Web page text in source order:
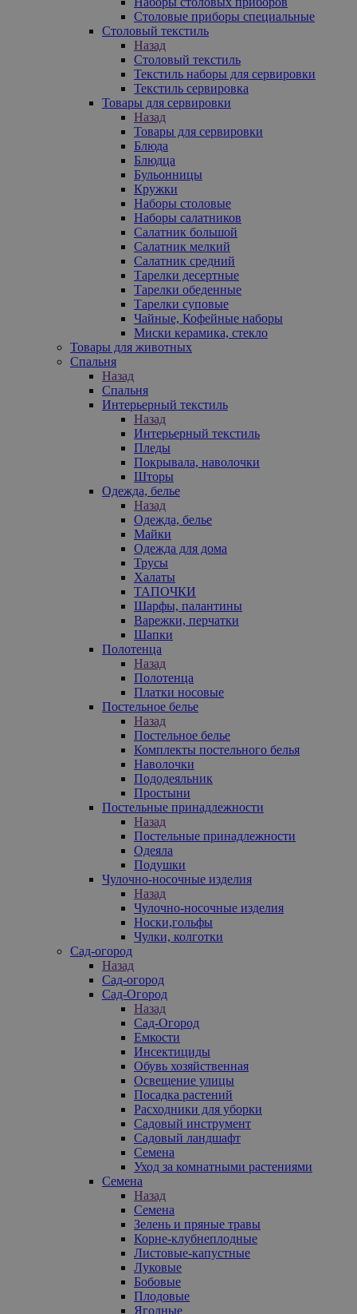
Столовые приборы специальные
Столовый текстиль
Назад
Столовый текстиль
Текстиль наборы для сервировки
Текстиль сервировка
Товары для сервировки
Назад
Товары для сервировки
Блюда
Блюдца
Бульонницы
Кружки
Наборы столовые
Наборы салатников
Салатник большой
Салатник мелкий
Салатник средний
Тарелки десертные
Тарелки обеденные
Тарелки суповые
Чайные, Кофейные наборы
Миски керамика, стекло
Товары для животных
Спальня
Назад
Спальня
Интерьерный текстиль
Назад
Интерьерный текстиль
Пледы
Покрывала, наволочки
Шторы
Одежда, белье
Назад
Одежда, белье
Майки
Одежда для дома
Трусы
Халаты
ТАПОЧКИ
Шарфы, палантины
Варежки, перчатки
Шапки
Полотенца
Назад
Полотенца
Платки носовые
Постельное белье
Назад
Постельное белье
Комплекты постельного белья
Наволочки
Пододеяльник
Простыни
Постельные принадлежности
Назад
Постельные принадлежности
Одеяла
Подушки
Чулочно-носочные изделия
Назад
Чулочно-носочные изделия
Носки,гольфы
Чулки, колготки
Сад-огород
Назад
Сад-огород
Сад-Огород
Назад
Сад-Огород
Емкости
Инсектициды
Обувь хозяйственная
Освещение улицы
Посадка растений
Расходники для уборки
Садовый инструмент
Садовый ландшафт
Семена
Уход за комнатными растениями
Семена
Назад
Семена
Зелень и пряные травы
Корне-клубнеплодные
Листовые-капустные
Луковые
Бобовые
Плодовые
Ягодные